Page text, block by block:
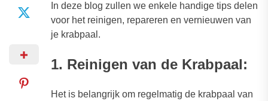
In deze blog zullen we enkele handige tips delen
voor het reinigen, repareren en vernieuwen van
je krabpaal.
1. Reinigen van de Krabpaal:
Het is belangrijk om regelmatig de krabpaal van